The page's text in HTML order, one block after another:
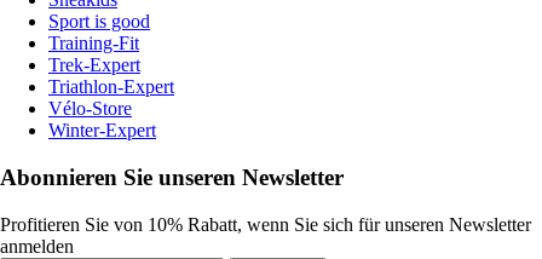
Sport is good
Training-Fit
Trek-Expert
Triathlon-Expert
Vélo-Store
Winter-Expert
Abonnieren Sie unseren Newsletter
Profitieren Sie von 10% Rabatt, wenn Sie sich für unseren Newsletter
anmelden